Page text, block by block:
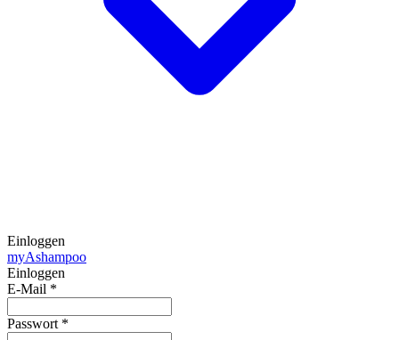
Einloggen
myAshampoo
Einloggen
E-Mail *
Passwort *